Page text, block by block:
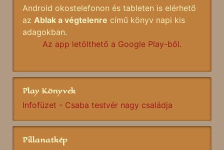
Android okostelefonon és tableten is elérhető
az Ablak a végtelenre című könyv napi kis
adagokban.
Az app letölthető a Google Play-ből.
Play Könyvek
Infofüzet - Csaba testvér nagy családja
Pillanatkép